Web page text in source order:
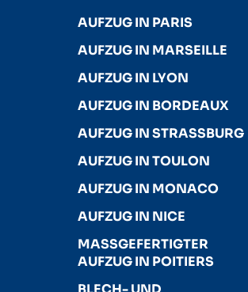
AUFZUG IN PARIS
AUFZUG IN MARSEILLE
AUFZUG IN LYON
AUFZUG IN BORDEAUX
AUFZUG IN STRASSBURG
AUFZUG IN TOULON
AUFZUG IN MONACO
AUFZUG IN NICE
MASSGEFERTIGTER A
UFZUG IN POITIERS